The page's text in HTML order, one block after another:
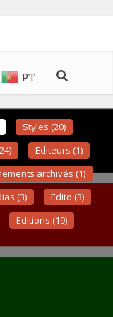
PT
Styles (20)
Editeurs (1)
archivés (1)
(3)
Edito (3)
Editions (19)